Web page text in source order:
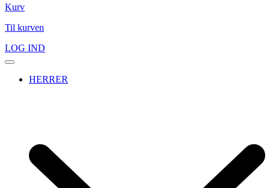
Kurv
Til kurven
LOG IND
HERRER